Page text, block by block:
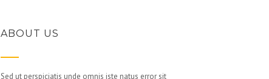
ABOUT US
Sed ut perspiciatis unde omnis iste natus error sit